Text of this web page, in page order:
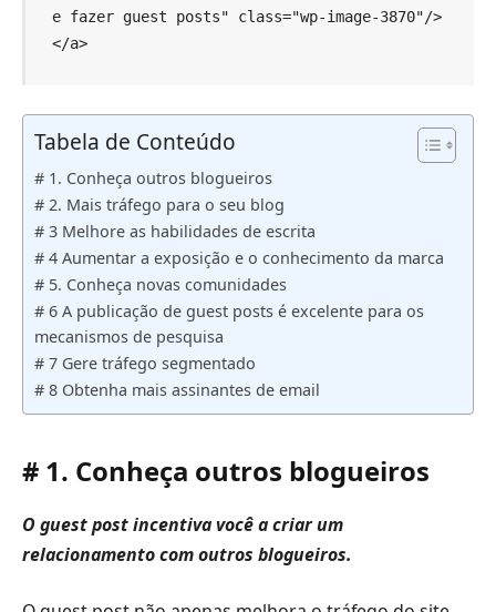
e fazer guest posts" class="wp-image-3870"/>
</a>
Tabela de Conteúdo
# 1. Conheça outros blogueiros
# 2. Mais tráfego para o seu blog
# 3 Melhore as habilidades de escrita
# 4 Aumentar a exposição e o conhecimento da marca
# 5. Conheça novas comunidades
# 6 A publicação de guest posts é excelente para os
mecanismos de pesquisa
# 7 Gere tráfego segmentado
# 8 Obtenha mais assinantes de email
# 1. Conheça outros blogueiros
O guest post incentiva você a criar um
relacionamento com outros blogueiros.